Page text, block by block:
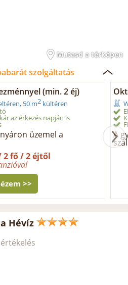
Mutasd a térképen
szolgáltatás
(min. 2 éj)
50 m2 kültéren
az érkezés napján is
üzemel a
2 fő / 2 éjtől
>>
A
Hévíz